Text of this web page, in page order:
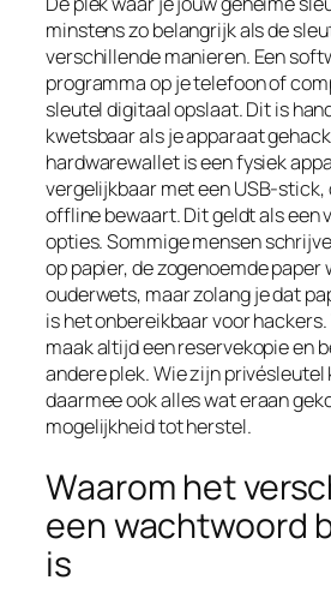
minstens zo belangrijk als de
verschillende manieren. Een
programma op je telefoon of
sleutel digitaal opslaat. Dit is
kwetsbaar als je apparaat
hardwarewallet is een fysiek
vergelijkbaar met een USB-stick,
offline bewaart. Dit geldt als een
opties. Sommige mensen
op papier, de zogenoemde
ouderwets, maar zolang je dat
is het onbereikbaar voor
maak altijd een reservekopie en
andere plek. Wie zijn
daarmee ook alles wat eraan
mogelijkheid tot herstel.
Waarom het
een wachtwoord
is